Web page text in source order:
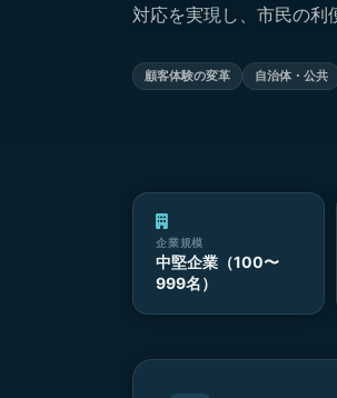
対応を実現し、市民の利
顧客体験の変革 自治体・公共
企業規模
中堅企業（100〜
999名）